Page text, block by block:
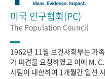
미국 인구협회(PC)
The Population Council
1962년 11월 보건사회부는 가
가 파견을 요청하였고 이에 M.
사팀이 내한하여 1개월간 일선